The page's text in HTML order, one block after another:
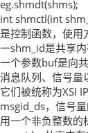
eg.shmdt(shms);
int shmctl(int
是控制函数，使用
一shm_id是共享
一个参数buf是向
消息队列、信号量
它们被统称为XSI
msgid_ds，信号
用一个非负整数的